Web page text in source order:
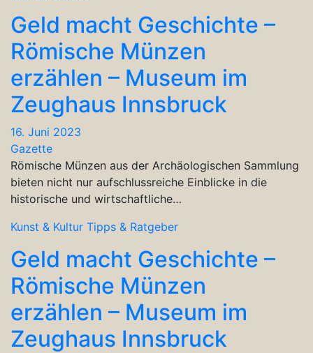
Geld macht Geschichte –
Römische Münzen
erzählen – Museum im
Zeughaus Innsbruck
16. Juni 2023
Gazette
Römische Münzen aus der Archäologischen Sammlung
bieten nicht nur aufschlussreiche Einblicke in die
historische und wirtschaftliche…
Kunst & Kultur Tipps & Ratgeber
Geld macht Geschichte –
Römische Münzen
erzählen – Museum im
Zeughaus Innsbruck